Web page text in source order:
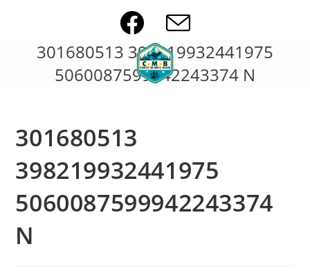
301680513 398219932441975
5060087599942243374 N
301680513
398219932441975
5060087599942243374
N